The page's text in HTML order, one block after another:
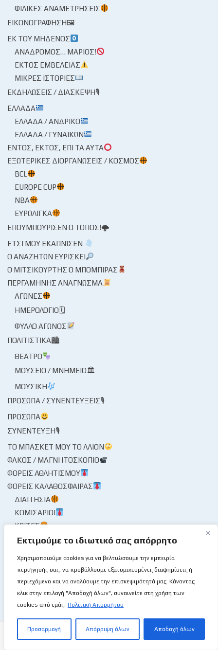
Εκτιμούμε το ιδιωτικό σας απόρρητο
Χρησιμοποιούμε cookies για να βελτιώσουμε την εμπειρία
περιήγησής σας, να προβάλλουμε εξατομικευμένες διαφημίσεις ή
περιεχόμενο και να αναλύουμε την επισκεψιμότητά μας. Κάνοντας
κλικ στην επιλογή "Αποδοχή όλων", συναινείτε στη χρήση των
cookies από εμάς. Πολιτική Απορρήτου
Προσαρμογή Απόρριψη όλων Αποδοχή όλων
ΦΙΛΙΚΈΣ ΑΝΑΜΕΤΡΉΣΕΙΣ
ΕΙΚΟΝΟΓΡΆΦΗΣΗ🖼
ΕΚ ΤΟΥ ΜΗΔΕΝΌΣ
ΑΝΆΔΡΟΜΟΣ… ΜΆΡΙΟΣ!
ΕΚΤΌΣ ΕΜΒΈΛΕΙΑΣ
ΜΙΚΡΈΣ ΙΣΤΟΡΊΕΣ
ΕΚΔΗΛΏΣΕΙΣ / ΔΙΆΣΚΕΨΗ🎙
ΕΛΛΆΔΑ
ΕΛΛΆΔΑ / ΑΝΔΡΙΚΌ
ΕΛΛΆΔΑ / ΓΥΝΑΙΚΏΝ
ΕΝΤΌΣ, ΕΚΤΌΣ, ΕΠΊ ΤΑ ΑΥΤΆ
ΕΞΩΤΕΡΙΚΈΣ ΔΙΟΡΓΑΝΏΣΕΙΣ / ΚΌΣΜΟΣ
BCL
EUROPE CUP
NBA
ΕΥΡΩΛΊΓΚΑ
ΕΠΟΥΜΠΟΎΡΙΣΕΝ Ο ΤΌΠΟΣ!🌩
ΈΤΣΙ ΜΟΥ ΕΚΆΠΝΙΣΕΝ
Ο ΑΝΑΖΗΤΏΝ ΕΥΡΊΣΚΕΙ
Ο ΜΙΤΣΙΚΟΥΡΤΉΣ Ο ΜΠΌΜΠΙΡΑΣ
ΠΕΡΓΑΜΗΝΉΣ ΑΝΆΓΝΩΣΜΑ
ΑΓΏΝΕΣ
ΗΜΕΡΟΛΌΓΙΟ🗓
ΦΎΛΛΟ ΑΓΏΝΟΣ
ΠΟΛΙΤΙΣΤΙΚΆ🏙
ΘΈΑΤΡΟ
ΜΟΥΣΕΊΟ / ΜΝΗΜΕΊΟ🏛
ΜΟΥΣΙΚΉ
ΠΡΌΣΩΠΑ / ΣΥΝΕΝΤΕΎΞΕΙΣ🎙
ΠΡΌΣΩΠΑ
ΣΥΝΈΝΤΕΥΞΗ🎙
ΤΟ ΜΠΆΣΚΕΤ ΜΟΥ ΤΟ ΛΛΊΟΝ
ΦΑΚΌΣ / ΜΑΓΝΗΤΟΣΚΌΠΙΟ
ΦΟΡΕΊΣ ΑΘΛΗΤΙΣΜΟΎ
ΦΟΡΕΊΣ ΚΑΛΑΘΌΣΦΑΙΡΑΣ
ΔΙΑΙΤΗΣΊΑ
ΚΟΜΙΣΆΡΙΟΙ
ΚΡΙΤΈΣ
ΣΤΑΤΙΣΤΙΚΉ ΥΠΗΡΕΣΊΑ
ΩΡΑΊΑ ΜΟΥ ΚΥΡΊΑ